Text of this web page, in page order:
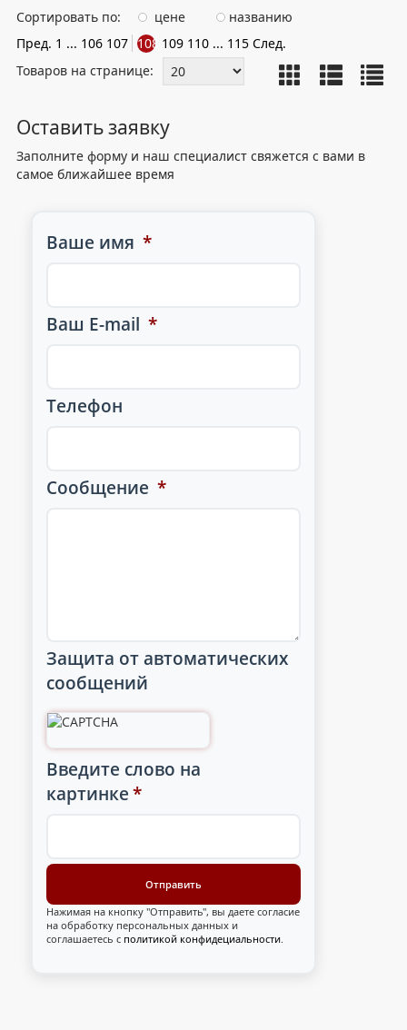
Сортировать по: цене
названию
Пред. 1 ... 106 107 108 109 110 ... 115 След.
Товаров на странице:
Оставить заявку
Заполните форму и наш специалист свяжется с вами в
самое ближайшее время
Ваше имя *
Ваш E-mail *
Телефон
Сообщение *
Защита от автоматических
сообщений
Введите слово на
картинке *
Нажимая на кнопку "Отправить", вы даете согласие
на обработку персональных данных и
соглашаетесь с политикой конфидециальности.